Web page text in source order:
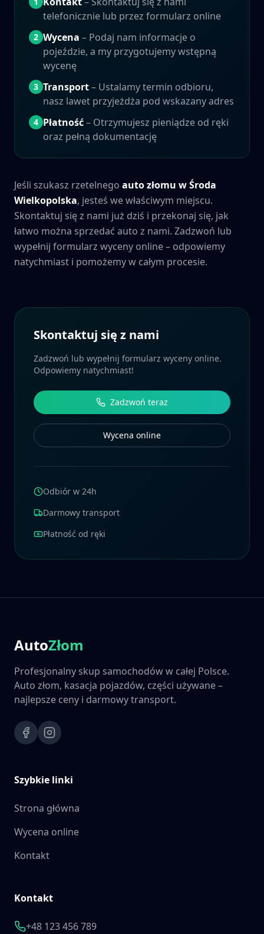
telefonicznie lub przez formularz online
2 Wycena – Podaj nam informacje o
pojeździe, a my przygotujemy wstępną
wycenę
3 Transport– Ustalamy termin odbioru,
nasz lawet przyjeżdża pod wskazany adres
4 Płatność– Otrzymujesz pieniądze od ręki
oraz pełną dokumentację
Jeśli szukasz rzetelnego auto złomu wŚroda
Wielkopolska, jesteś we właściwym miejscu.
Skontaktuj się z nami już dziś i przekonaj się, jak
łatwo można sprzedać auto z nami. Zadzwoń lub
wypełnij formularz wyceny online – odpowiemy
natychmiast i pomożemy w całym procesie.
Skontaktuj się z nami
Zadzwoń lub wypełnij formularz wyceny online.
Odpowiemy natychmiast!
Zadzwoń teraz
Wycena online
Odbiór w 24h
Darmowy transport
Płatność od ręki
AutoZłom
Profesjonalny skup samochodów w całej Polsce.
Auto złom, kasacja pojazdów, części używane –
najlepsze ceny i darmowy transport.
Szybkie linki
Strona główna
Wycena online
Kontakt
Kontakt
+48 123 456 789